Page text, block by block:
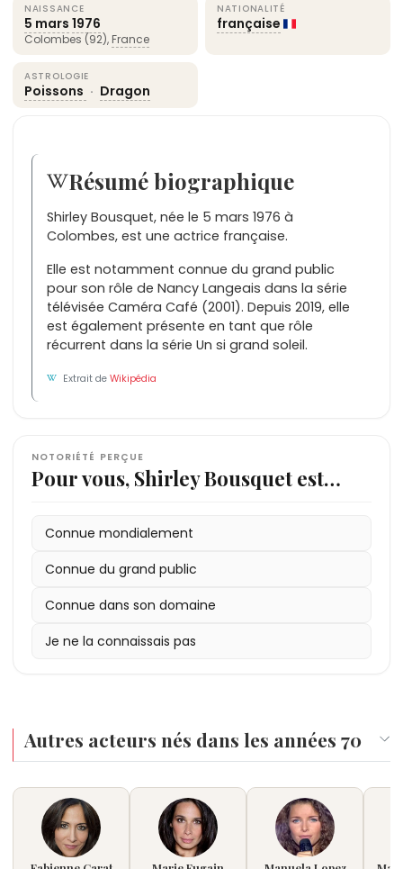
NAISSANCE
5 mars 1976
Colombes (92), France
NATIONALITÉ
française
ASTROLOGIE
Poissons · Dragon
Résumé biographique
Shirley Bousquet, née le 5 mars 1976 à
Colombes, est une actrice française.
Elle est notamment connue du grand public
pour son rôle de Nancy Langeais dans la série
télévisée Caméra Café (2001). Depuis 2019, elle
est également présente en tant que rôle
récurrent dans la série Un si grand soleil.
Extrait deWikipédia
NOTORIÉTÉ PERÇUE
Pour vous, Shirley Bousquet est…
Connue mondialement
Connue du grand public
Connue dans son domaine
Je ne la connaissais pas
Autres acteurs nés dans les années 70